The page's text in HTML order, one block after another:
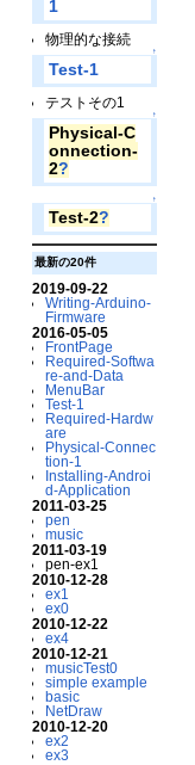
1
物理的な接続
↑
Test-1
テストその1
↑
Physical-C
onnection-
2?
↑
Test-2?
最新の20件
2019-09-22
Writing-Arduino-
Firmware
2016-05-05
FrontPage
Required-Softwa
re-and-Data
MenuBar
Test-1
Required-Hardw
are
Physical-Connec
tion-1
Installing-Androi
d-Application
2011-03-25
pen
music
2011-03-19
pen-ex1
2010-12-28
ex1
ex0
2010-12-22
ex4
2010-12-21
musicTest0
simple example
basic
NetDraw
2010-12-20
ex2
ex3